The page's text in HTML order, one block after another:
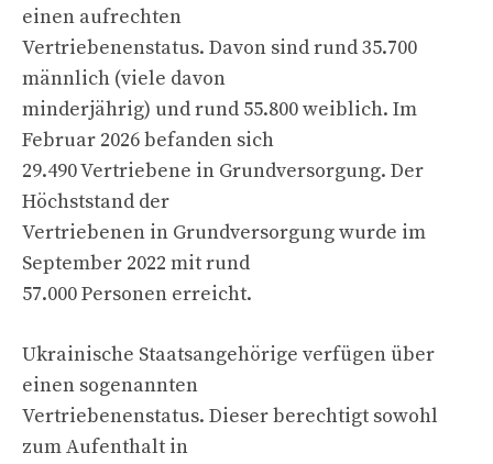
einen aufrechten
Vertriebenenstatus. Davon sind rund 35.700
männlich (viele davon
minderjährig) und rund 55.800 weiblich. Im
Februar 2026 befanden sich
29.490 Vertriebene in Grundversorgung. Der
Höchststand der
Vertriebenen in Grundversorgung wurde im
September 2022 mit rund
57.000 Personen erreicht.
Ukrainische Staatsangehörige verfügen über
einen sogenannten
Vertriebenenstatus. Dieser berechtigt sowohl
zum Aufenthalt in